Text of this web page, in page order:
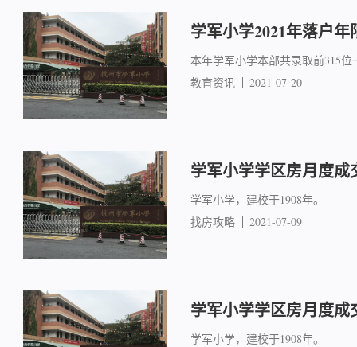
学军小学2021年落户年
本年学军小学本部共录取前315
教育资讯
2021-07-20
学军小学学区房月度
学军小学，建校于1908年。
找房攻略
2021-07-09
学军小学学区房月度成
学军小学，建校于1908年。